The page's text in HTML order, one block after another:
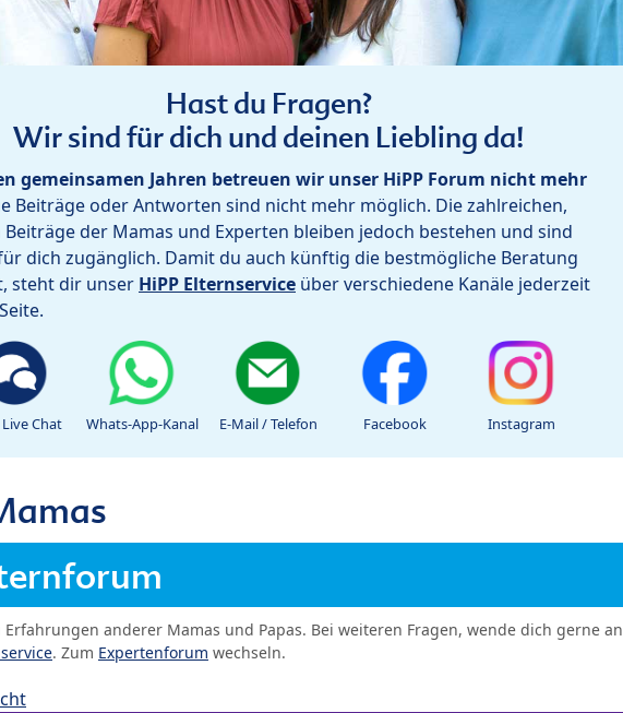
Hast du Fragen?
Wir sind für dich und deinen Liebling da!
gemeinsamen Jahren betreuen wir unser HiPP Forum nicht mehr
Beiträge oder Antworten sind nicht mehr möglich. Die zahlreichen,
der Mamas und Experten bleiben jedoch bestehen und sind
dich zugänglich. Damit du auch künftig die bestmögliche Beratung
steht dir unser HiPP Elternservice über verschiedene Kanäle jederzeit
Live Chat Whats-App-Kanal E-Mail / Telefon Facebook Instagram
anderer Mamas und Papas. Bei weiteren Fragen, wende dich gerne an
. Zum Expertenforum wechseln.